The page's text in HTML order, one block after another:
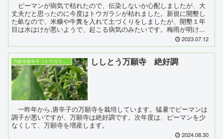
ピーマンが病気で枯れたので、伝染しないか心配しましたが、大
丈夫だと思ったのに今度はトウガラシが枯れました。新規に開墾し
た畝なので、米糠や牛糞を入れて土づくりをしましたが、開墾１年
目は水はけが悪いようで、起こる病気のみたいです。梅雨が明け...
2023.07.12
ししとう万願寺 絶好調
一昨年から,唐辛子の万願寺を栽培しています。猛暑でピーマンは
調子が悪いですが、万願寺は絶好調です。次年度は、ピーマンを少
なくして、万願寺を増産します。
2024.08.30